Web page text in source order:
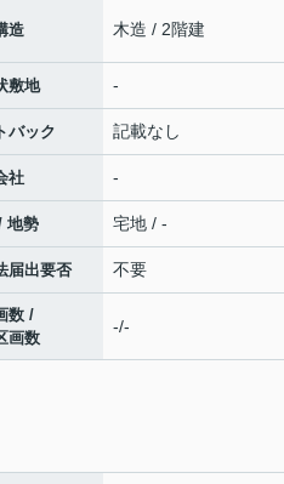
造 木造 / 2階建
敷地 -
バック 記載なし
社 -
地勢 宅地 / -
届出要否 不要
数 /
画数
-/-